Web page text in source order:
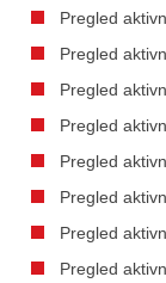
Pregled
Pregled
Pregled
Pregled
Pregled
Pregled
Pregled
Pregled